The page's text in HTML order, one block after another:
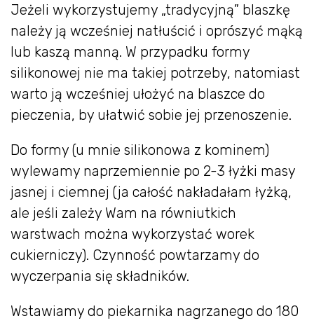
Jeżeli wykorzystujemy „tradycyjną” blaszkę
należy ją wcześniej natłuścić i oprószyć mąką
lub kaszą manną. W przypadku formy
silikonowej nie ma takiej potrzeby, natomiast
warto ją wcześniej ułożyć na blaszce do
pieczenia, by ułatwić sobie jej przenoszenie.
Do formy (u mnie silikonowa z kominem)
wylewamy naprzemiennie po 2-3 łyżki masy
jasnej i ciemnej (ja całość nakładałam łyżką,
ale jeśli zależy Wam na równiutkich
warstwach można wykorzystać worek
cukierniczy). Czynność powtarzamy do
wyczerpania się składników.
Wstawiamy do piekarnika nagrzanego do 180